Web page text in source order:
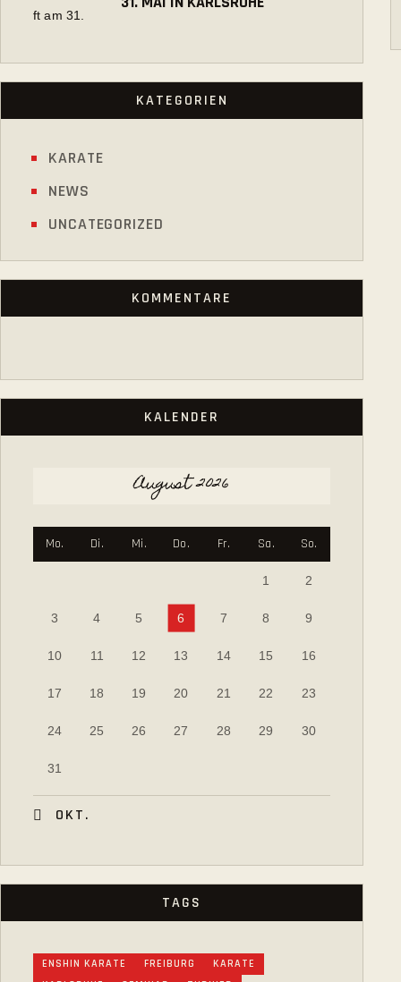
KATEGORIEN
KARATE
NEWS
UNCATEGORIZED
KOMMENTARE
KALENDER
August 2026
Mo. Di. Mi. Do. Fr. Sa. So.
1 2
3 4 5 6 7 8 9
10 11 12 13 14 15 16
17 18 19 20 21 22 23
24 25 26 27 28 29 30
31
« OKT.
TAGS
ENSHIN KARATE FREIBURG
KARATE